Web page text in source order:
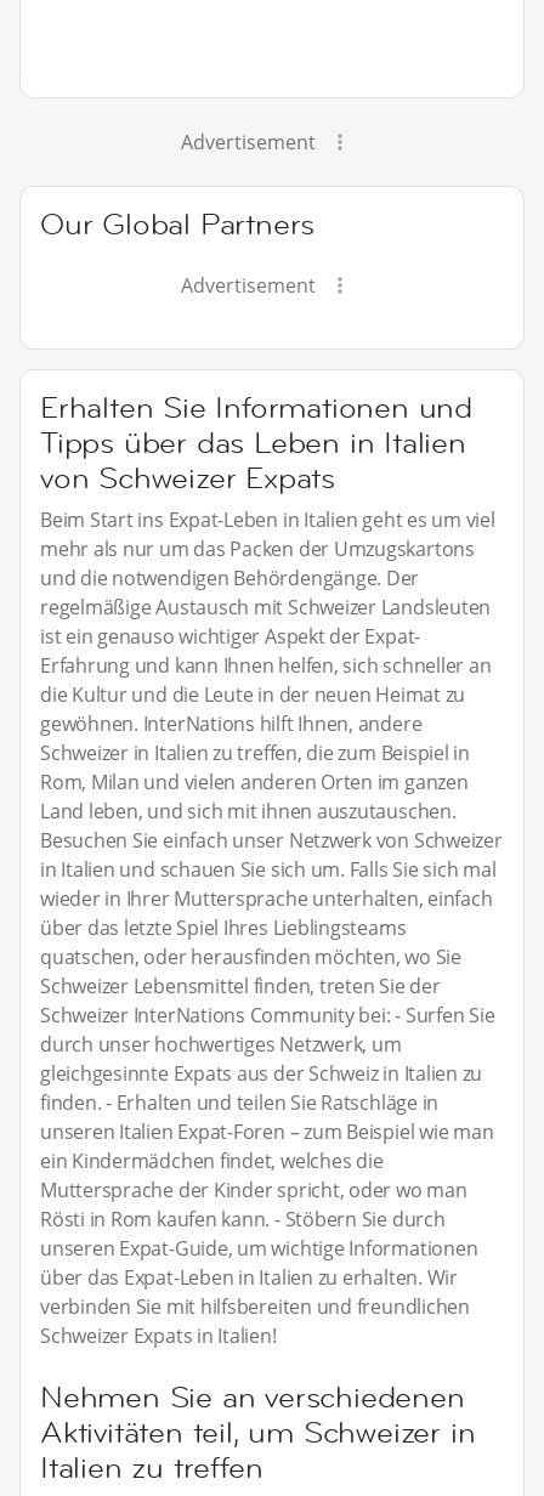
Advertisement
Our Global Partners
Advertisement
Erhalten Sie Informationen und
Tipps über das Leben in Italien
von Schweizer Expats
Beim Start ins Expat-Leben in Italien geht es um viel
mehr als nur um das Packen der Umzugskartons
und die notwendigen Behördengänge. Der
regelmäßige Austausch mit Schweizer Landsleuten
ist ein genauso wichtiger Aspekt der Expat-
Erfahrung und kann Ihnen helfen, sich schneller an
die Kultur und die Leute in der neuen Heimat zu
gewöhnen. InterNations hilft Ihnen, andere
Schweizer in Italien zu treffen, die zum Beispiel in
Rom, Milan und vielen anderen Orten im ganzen
Land leben, und sich mit ihnen auszutauschen.
Besuchen Sie einfach unser Netzwerk von Schweizer
in Italien und schauen Sie sich um. Falls Sie sich mal
wieder in Ihrer Muttersprache unterhalten, einfach
über das letzte Spiel Ihres Lieblingsteams
quatschen, oder herausfinden möchten, wo Sie
Schweizer Lebensmittel finden, treten Sie der
Schweizer InterNations Community bei: - Surfen Sie
durch unser hochwertiges Netzwerk, um
gleichgesinnte Expats aus der Schweiz in Italien zu
finden. - Erhalten und teilen Sie Ratschläge in
unseren Italien Expat-Foren – zum Beispiel wie man
ein Kindermädchen findet, welches die
Muttersprache der Kinder spricht, oder wo man
Rösti in Rom kaufen kann. - Stöbern Sie durch
unseren Expat-Guide, um wichtige Informationen
über das Expat-Leben in Italien zu erhalten. Wir
verbinden Sie mit hilfsbereiten und freundlichen
Schweizer Expats in Italien!
Nehmen Sie an verschiedenen
Aktivitäten teil, um Schweizer in
Italien zu treffen